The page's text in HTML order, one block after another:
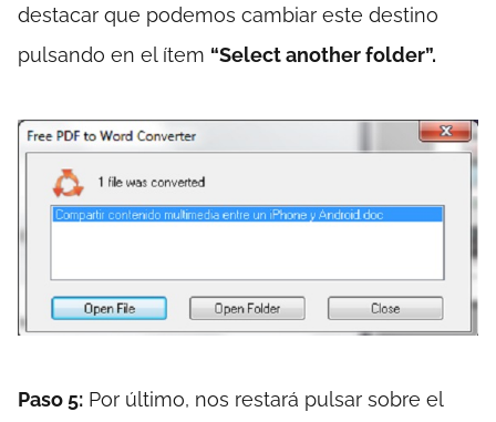
destacar que podemos cambiar este destino
pulsando en el ítem “Select another folder”.
Paso 5: Por último, nos restará pulsar sobre el